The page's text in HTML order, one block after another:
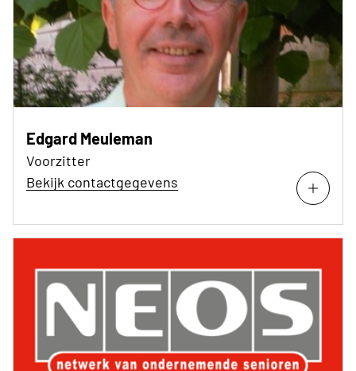
Edgard Meuleman
Voorzitter
Bekijk contactgegevens